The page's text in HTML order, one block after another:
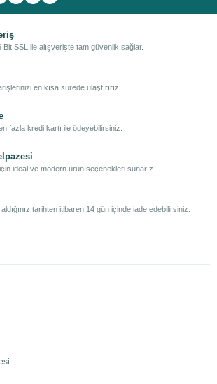
SSL ile alışverişte tam güvenlik sağlar.
en kısa sürede ulaştırırız.
fazla kredi kartı ile ödeyebilirsiniz.
ideal ve modern ürün seçenekleri sunarız.
tarihten itibaren 14 gün içinde iade edebilirsiniz.